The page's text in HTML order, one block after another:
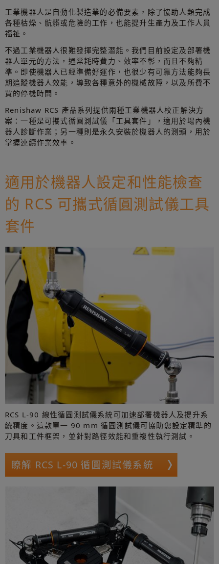
工業機器人是自動化製造業的必備要素，除了協助人類完成
各種枯燥、骯髒或危險的工作，也能提升生產力及工作人員
福祉。
不過工業機器人很難發揮完整潛能。我們目前設定及部署機
器人單元的方法，通常耗時費力、效率不彰，而且不夠精
準。即使機器人已經準備好運作，也很少有可靠方法能夠長
期追蹤機器人效能，導致各種意外的機械故障，以及所費不
貲的停機時間。
Renishaw RCS 產品系列提供兩種工業機器人校正解決方
案：一種是可攜式循圓測試儀「工具套件」，適用於場內機
器人診斷作業；另一種則是永久安裝於機器人的測頭，用於
掌握連續作業效率。
適用於機器人設定和性能檢查
的 RCS 可攜式循圓測試儀工具
套件
RCS L-90 線性循圓測試儀系統可加速部署機器人及提升系
統精度。這款單一 90 mm 循圓測試儀可協助您設定精準的
刀具和工件框架，並針對路徑效能和重複性執行測試。
瞭解 RCS L-90 循圓測試儀系統